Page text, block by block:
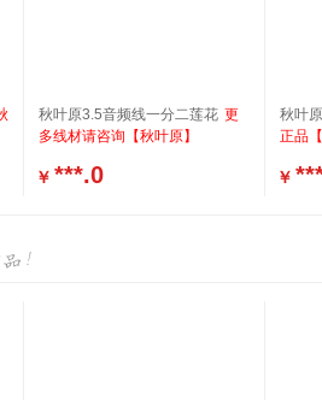
秋叶原3.5音频线一分二莲花 更
多线材请咨询【秋叶原】
￥ ***.0
秋叶
正品
￥